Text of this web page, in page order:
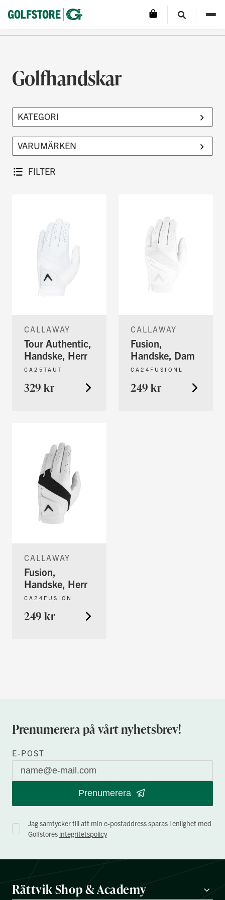
Golfhandskar
FILTER
CALLAWAY
Tour Authentic,
Handske, Herr
CA25TAUT
329 kr
CALLAWAY
Fusion,
Handske, Dam
CA24FUSIONL
249 kr
CALLAWAY
Fusion,
Handske, Herr
CA24FUSION
249 kr
Prenumerera på vårt nyhetsbrev!
E-POST
Prenumerera
Jag samtycker till att min e-postaddress sparas i enlighet med
Golfstores integritetspolicy
Rättvik Shop & Academy